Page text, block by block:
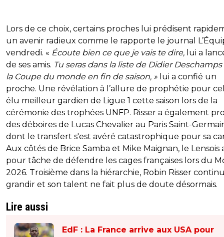
Lors de ce choix, certains proches lui prédisent
un avenir radieux comme le rapporte le journal
vendredi. « Écoute bien ce que je vais te dire, lui a
de ses amis. Tu seras dans la liste de Didier
la Coupe du monde en fin de saison, » lui a confié un
proche. Une révélation à l’allure de prophétie pour
élu meilleur gardien de Ligue 1 cette saison lors de la
cérémonie des trophées UNFP. Risser a également
des déboires de Lucas Chevalier au Paris Saint-
dont le transfert s'est avéré catastrophique pour sa
Aux côtés de Brice Samba et Mike Maignan, le Lensois
pour tâche de défendre les cages françaises lors du
2026. Troisième dans la hiérarchie, Robin Risser
grandir et son talent ne fait plus de doute désormais.
Lire aussi
EdF : La France arrive aux USA pour